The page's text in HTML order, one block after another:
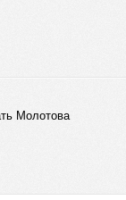
Молотова